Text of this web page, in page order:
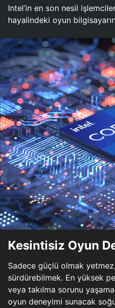
Intel’in en son nesil
hayalindeki oyun
Kesintisiz Oyun
Sadece güçlü olmak
sürdürebilmek. En yüksek
veya takılma sorunu
oyun deneyimi sunacak